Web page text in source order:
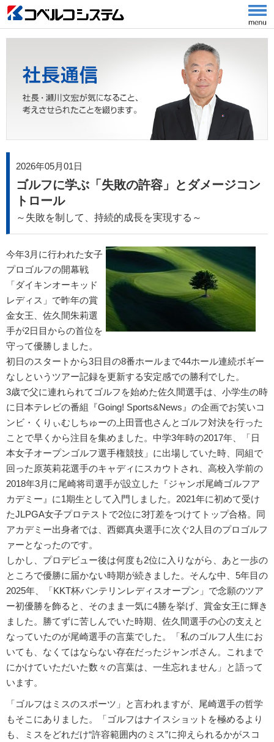
2026年05月01日
ゴルフに学ぶ「失敗の許容」とダメージコン
トロール
～失敗を制して、持続的成長を実現する～
今年3月に行われた女子
プロゴルフの開幕戦
「ダイキンオーキッド
レディス」で昨年の賞
金女王、佐久間朱莉選
手が2日目からの首位を
守って優勝しました。
初日のスタートから3日目の8番ホールまで44ホール連続ボギー
なしというツアー記録を更新する安定感での勝利でした。
3歳で父に連れられてゴルフを始めた佐久間選手は、小学生の時
に日本テレビの番組『Going! Sports&News』の企画でお笑いコ
ンビ・くりぃむしちゅーの上田晋也さんとゴルフ対決を行った
ことで早くから注目を集めました。中学3年時の2017年、「日
本女子オープンゴルフ選手権競技」に出場していた時、同組で
回った原英莉花選手のキャディにスカウトされ、高校入学前の
2018年3月に尾崎将司選手が設立した『ジャンボ尾崎ゴルフア
カデミー』に1期生として入門しました。2021年に初めて受け
たJLPGA女子プロテストで2位に3打差をつけてトップ合格。同
アカデミー出身者では、西郷真央選手に次ぐ2人目のプロゴルフ
ァーとなったのです。
しかし、プロデビュー後は何度も2位に入りながら、あと一歩の
ところで優勝に届かない時期が続きました。そんな中、5年目の
2025年、「KKT杯バンテリンレディスオープン」で念願のツア
ー初優勝を飾ると、そのまま一気に4勝を挙げ、賞金女王に輝き
ました。勝てずに苦しんでいた時期、佐久間選手の心の支えと
なっていたのが尾崎選手の言葉でした。「私のゴルフ人生にお
いても、なくてはならない存在だったジャンボさん。これまで
にかけていただいた数々の言葉は、一生忘れません」と語って
います。
「ゴルフはミスのスポーツ」と言われますが、尾崎選手の哲学
もそこにありました。「ゴルフはナイスショットを極めるより
も、ミスをどれだけ“許容範囲内のミス”に抑えられるかがスコ